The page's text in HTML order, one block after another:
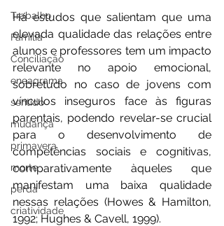
Trabalho
Família
Conciliação
eneagrama
sentido
mudança
primavera
morte
perda
criatividade
Há estudos que salientam que uma
elevada qualidade das relações entre
alunos e professores tem um impacto
relevante no apoio emocional,
sobretudo no caso de jovens com
vínculos inseguros face às figuras
parentais, podendo revelar-se crucial
para o desenvolvimento de
competências sociais e cognitivas,
comparativamente àqueles que
manifestam uma baixa qualidade
nessas relações (Howes & Hamilton,
1992; Hughes & Cavell, 1999).